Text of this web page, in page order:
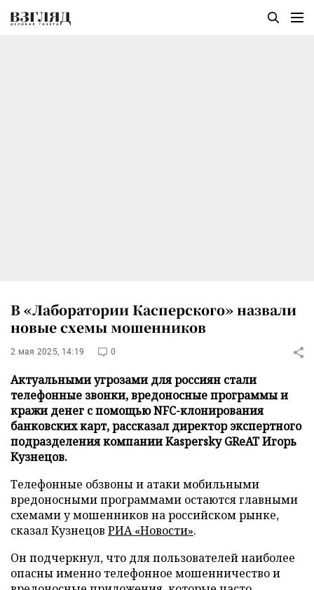
В «Лаборатории Касперского» назвали
новые схемы мошенников
2 мая 2025, 14:19 0
Актуальными угрозами для россиян стали
телефонные звонки, вредоносные программы и
кражи денег с помощью NFC-клонирования
банковских карт, рассказал директор экспертного
подразделения компании Kaspersky GReAT Игорь
Кузнецов.
Телефонные обзвоны и атаки мобильными
вредоносными программами остаются главными
схемами у мошенников на российском рынке,
сказал Кузнецов РИА «Новости».
Он подчеркнул, что для пользователей наиболее
опасны именно телефонное мошенничество и